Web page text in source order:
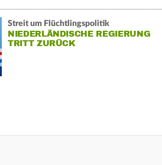
Streit um Flüchtlingspolitik
NIEDERLÄNDISCHE REGIERUNG
TRITT ZURÜCK